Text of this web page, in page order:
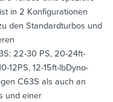
in 2 Konfigurationen
den Standardturbos und
22-30 PS, 20-24ft-
12PS, 12-15ft-lbDyno-
C63S als auch an
und einer